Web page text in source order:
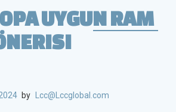
UYGUN RAM
by Lcc@Lccglobal.com